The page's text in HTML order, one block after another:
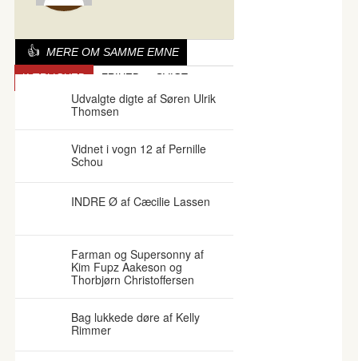
MERE OM SAMME EMNE
KÆRLIGHED FRIHED SVIGT
Udvalgte digte af Søren Ulrik
Thomsen
Vidnet i vogn 12 af Pernille
Schou
INDRE Ø af Cæcilie Lassen
Farman og Supersonny af
Kim Fupz Aakeson og
Thorbjørn Christoffersen
Bag lukkede døre af Kelly
Rimmer